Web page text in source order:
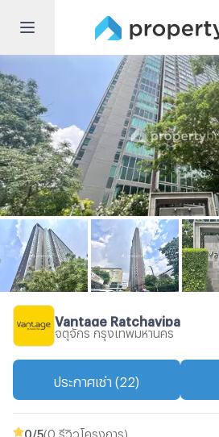
Vantage Ratchavipa
จตุจักร กรุงเทพมหานคร
ประกาศเช่า (22)
0 /5(0 รีวิวโครงการ)